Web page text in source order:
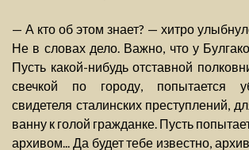
— А кто об этом знает? — хитро
Не в словах дело. Важно, что у
Пусть какой-нибудь отставной
свечкой по городу, попытается
свидетеля сталинских преступлений,
ванну к голой гражданке. Пусть
архивом... Да будет тебе известно,